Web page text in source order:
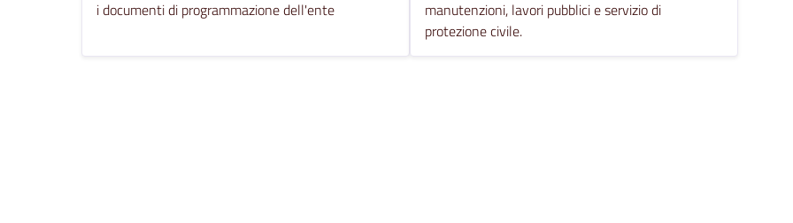
i documenti di programmazione dell'ente
manutenzioni, lavori pubblici e servizio di
protezione civile.